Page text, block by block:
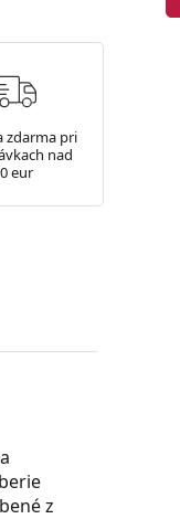
zdarma pri
nad
eur
z